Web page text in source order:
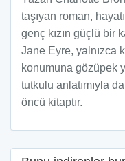
taşıyan roman,
genç kızın güçlü bir
Jane Eyre, yalnızca
konumuna gözüpek
tutkulu anlatımıyla
öncü kitaptır.